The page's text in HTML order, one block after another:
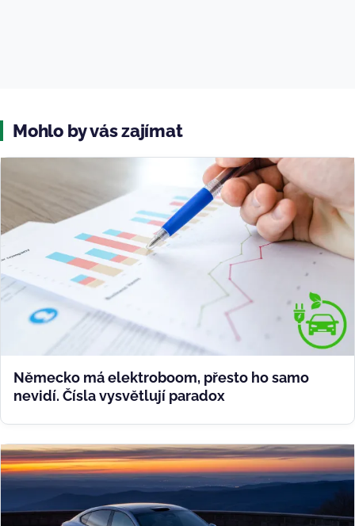
Mohlo by vás zajímat
Německo má elektroboom, přesto ho samo
nevidí. Čísla vysvětlují paradox